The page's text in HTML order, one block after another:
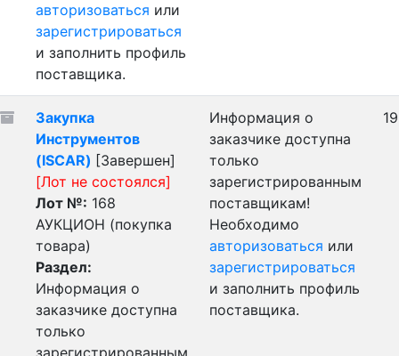
авторизоваться или
зарегистрироваться
и заполнить профиль
поставщика.
Закупка
Инструментов
(ISCAR) [Завершен]
[Лот не состоялся]
Лот №: 168
АУКЦИОН (покупка
товара)
Раздел:
Информация о
заказчике доступна
только
зарегистрированным
Информация о
заказчике доступна
только
зарегистрированным
поставщикам!
Необходимо
авторизоваться или
зарегистрироваться
и заполнить профиль
поставщика.